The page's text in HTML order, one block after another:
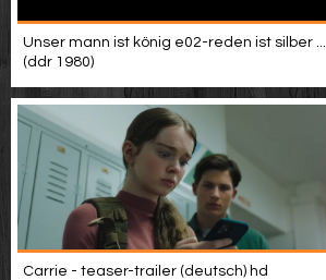
Unser mann ist könig e02-reden ist silber ...
(ddr 1980)
Carrie - teaser-trailer (deutsch) hd